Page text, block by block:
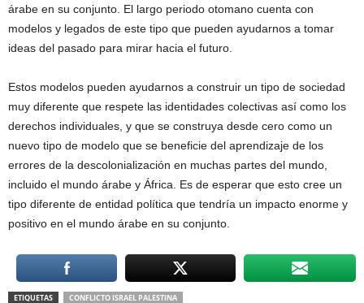
árabe en su conjunto. El largo periodo otomano cuenta con
modelos y legados de este tipo que pueden ayudarnos a tomar
ideas del pasado para mirar hacia el futuro.
Estos modelos pueden ayudarnos a construir un tipo de sociedad
muy diferente que respete las identidades colectivas así como los
derechos individuales, y que se construya desde cero como un
nuevo tipo de modelo que se beneficie del aprendizaje de los
errores de la descolonialización en muchas partes del mundo,
incluido el mundo árabe y África. Es de esperar que esto cree un
tipo diferente de entidad política que tendría un impacto enorme y
positivo en el mundo árabe en su conjunto.
ETIQUETAS CONFLICTO ISRAEL PALESTINA